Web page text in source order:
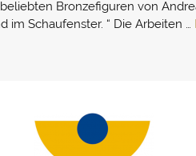
Bronzefiguren von
Schaufenster. “ Die Arbeiten …